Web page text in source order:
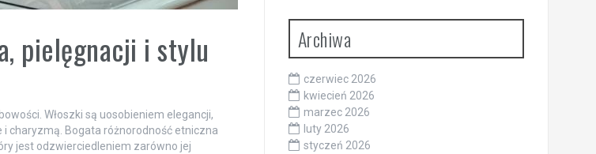
pielęgnacji i stylu
Włoszki są uosobieniem elegancji,
charyzmą. Bogata różnorodność etniczna
jest odzwierciedleniem zarówno jej
Archiwa
czerwiec 2026
kwiecień 2026
marzec 2026
luty 2026
styczeń 2026